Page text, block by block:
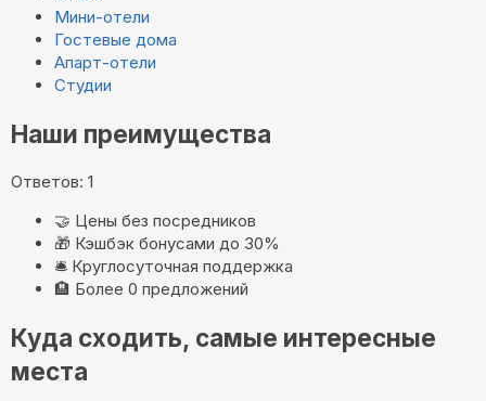
Мини-отели
Гостевые дома
Апарт-отели
Студии
Наши преимущества
Ответов: 1
🤝 Цены без посредников
🎁 Кэшбэк бонусами до 30%
🛎️ Круглосуточная поддержка
🏨 Более 0 предложений
Куда сходить, самые интересные
места